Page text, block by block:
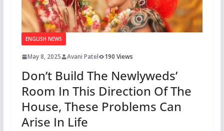
ENGLISH NEWS
May 8, 2025 Avani Patel 190 Views
Don’t Build The Newlyweds’
Room In This Direction Of The
House, These Problems Can
Arise In Life